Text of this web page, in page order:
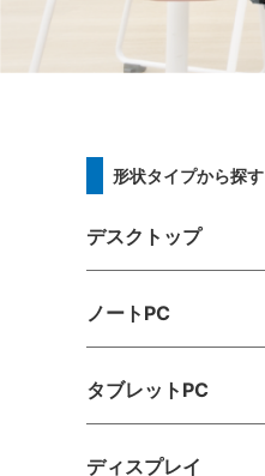
形状タイプから探す
デスクトップ
ノートPC
タブレットPC
ディスプレイ